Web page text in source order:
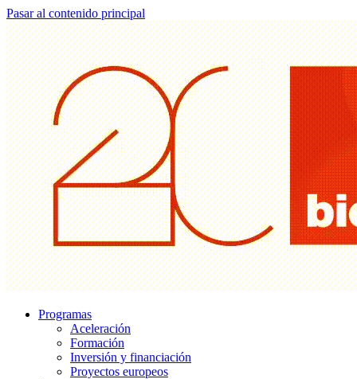
Pasar al contenido principal
Programas
Aceleración
Formación
Inversión y financiación
Proyectos europeos